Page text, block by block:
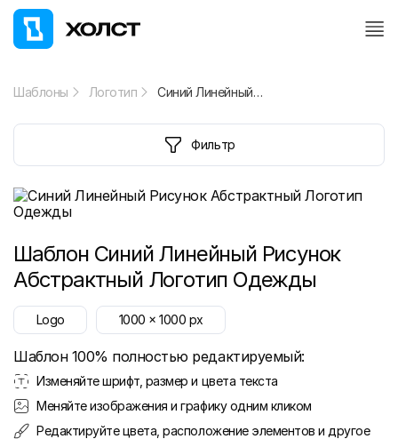
Шаблоны Логотип Синий Линейный Рисунок Абстрактный Логотип Одежды
Фильтр
Шаблон Синий Линейный Рисунок
Абстрактный Логотип Одежды
Logo 1000 x1000 px
Шаблон 100% полностью редактируемый:
Изменяйте шрифт, размер и цвета текста
Меняйте изображения и графику одним кликом
Редактируйте цвета, расположение элементов и другое